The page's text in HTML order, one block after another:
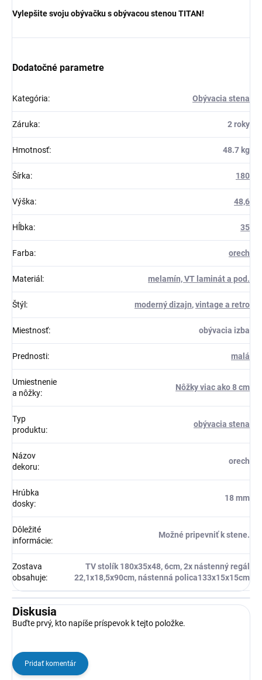
Vylepšite svoju obývačku s obývacou stenou TITAN!
Dodatočné parametre
Kategória: Obývacia stena
Záruka: 2 roky
Hmotnosť: 48.7 kg
Šírka: 180
Výška: 48,6
Hĺbka: 35
Farba: orech
Materiál : melamín, VT laminát a pod.
Štýl : moderný dizajn,vintage a retro
Miestnosť: obývacia izba
Prednosti: malá
Umiestnenie
a nôžky:
Nôžky viac ako 8 cm
Typ
produktu:
obývacia stena
Názov
dekoru:
orech
Hrúbka
dosky:
18 mm
Dôležité
informácie:
Možné pripevniť k stene.
Zostava
obsahuje:
TV stolík 180x35x48, 6cm, 2x nástenný regál
22,1x18,5x90cm, nástenná polica133x15x15cm
Diskusia
Buďte prvý, kto napíše príspevok k tejto položke.
Pridať komentár